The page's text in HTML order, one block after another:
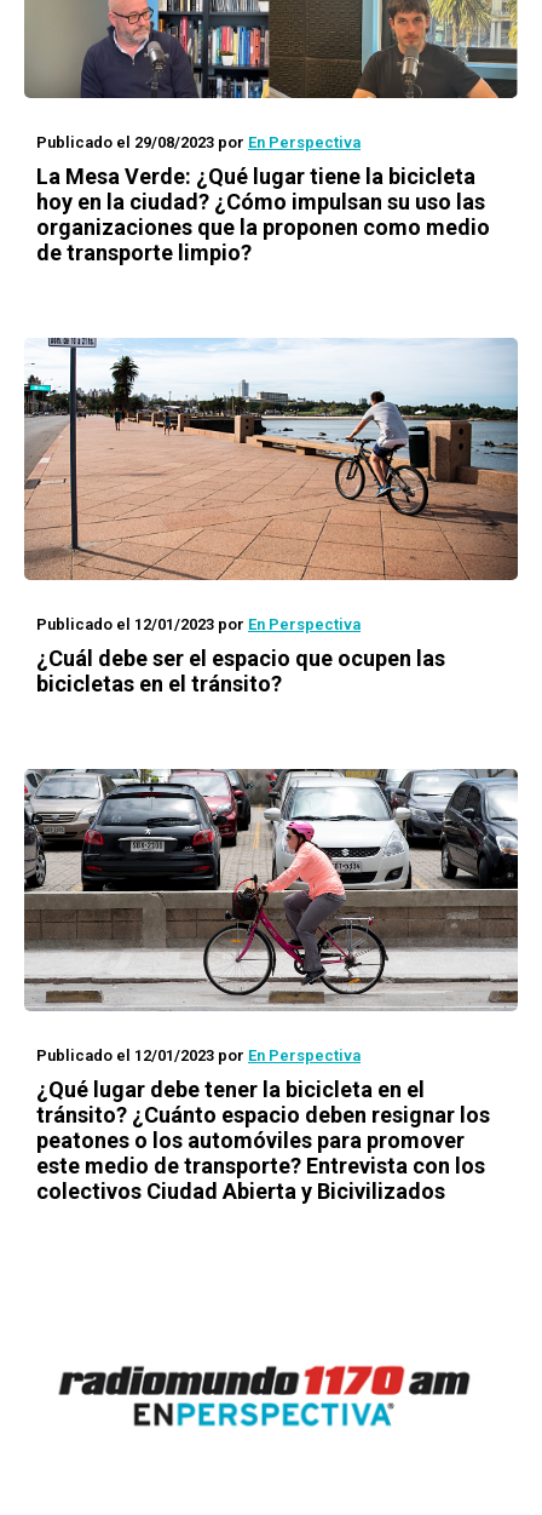
Publicado el 29/08/2023 por En Perspectiva
La Mesa Verde: ¿Qué lugar tiene la bicicleta
hoy en la ciudad? ¿Cómo impulsan su uso las
organizaciones que la proponen como medio
de transporte limpio?
Publicado el 12/01/2023 por En Perspectiva
¿Cuál debe ser el espacio que ocupen las
bicicletas en el tránsito?
Publicado el 12/01/2023 por En Perspectiva
¿Qué lugar debe tener la bicicleta en el
tránsito? ¿Cuánto espacio deben resignar los
peatones o los automóviles para promover
este medio de transporte? Entrevista con los
colectivos Ciudad Abierta y Bicivilizados